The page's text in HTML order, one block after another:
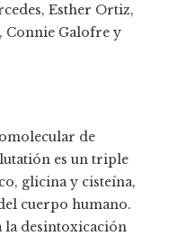
Esther Ortiz,
Connie Galofre y
de
es un triple
glicina y cisteína,
cuerpo humano.
la desintoxicación